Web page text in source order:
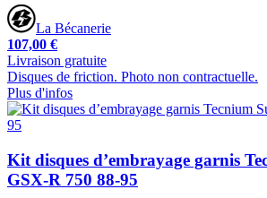
La Bécanerie
107,00 €
Livraison gratuite
Disques de friction. Photo non contractuelle.
Plus d'infos
Kit disques d’embrayage garnis
GSX-R 750 88-95